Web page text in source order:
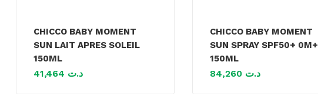
CHICCO BABY MOMENT
SUN LAIT APRES SOLEIL
150ML
د.ت
CHICCO BABY MOMENT
SUN SPRAY SPF50+ 0M+
150ML
د.ت